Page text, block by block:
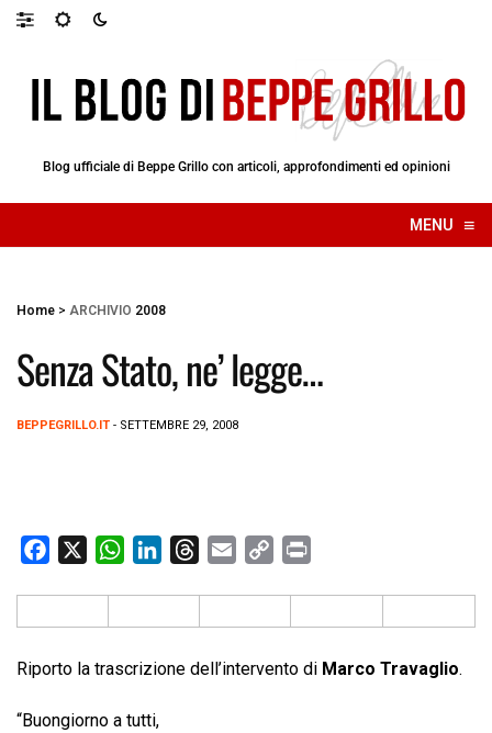
Blog ufficiale di Beppe Grillo con articoli, approfondimenti ed opinioni
MENU ≡
☰
Home > ARCHIVIO 2008
Senza Stato, ne’ legge…
BEPPEGRILLO.IT - SETTEMBRE 29, 2008
b
o
W
s
p
e
a
l
L
t
Riporto la trascrizione dell’intervento di Marco Travaglio.
“Buongiorno a tutti,